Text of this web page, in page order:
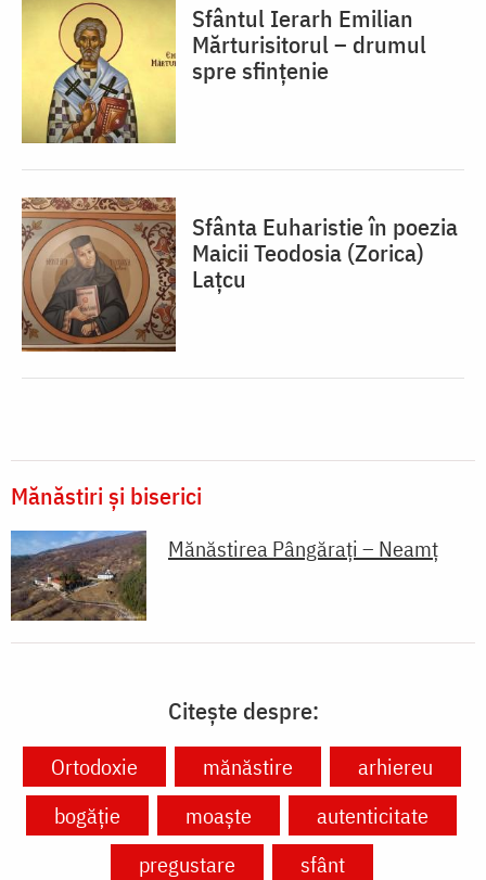
Sfântul Ierarh Emilian
Mărturisitorul – drumul
spre sfințenie
Sfânta Euharistie în poezia
Maicii Teodosia (Zorica)
Lațcu
Mănăstiri și biserici
Mănăstirea Pângărați – Neamț
Citește despre:
Ortodoxie mănăstire
arhiereu
bogăție
moaște
autenticitate
pregustare
sfânt